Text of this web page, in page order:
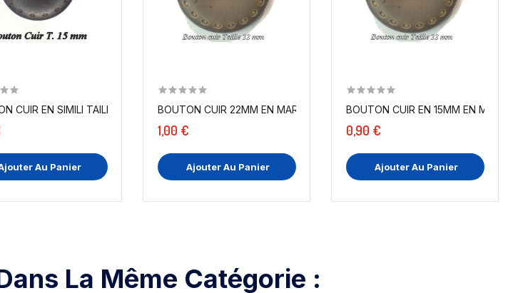
CUIR EN SIMILI TAILLE 15 MM EN MARRON...
Au Panier
BOUTON CUIR 22MM EN MARRON CHOCO SURPIQUÉ À COUDRE
1,00 €
Ajouter Au Panier
BOUTON CUIR EN 15MM EN
0,90 €
Ajouter Au Panier
La Même Catégorie :